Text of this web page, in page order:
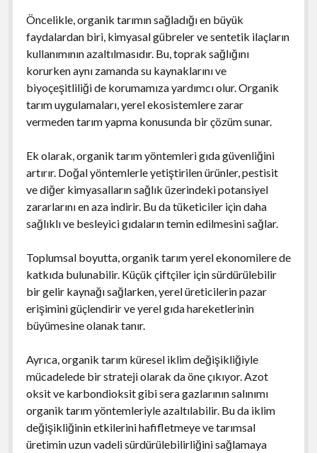
Öncelikle, organik tarımın sağladığı en büyük
faydalardan biri, kimyasal gübreler ve sentetik ilaçların
kullanımının azaltılmasıdır. Bu, toprak sağlığını
korurken aynı zamanda su kaynaklarını ve
biyoçeşitliliği de korumamıza yardımcı olur. Organik
tarım uygulamaları, yerel ekosistemlere zarar
vermeden tarım yapma konusunda bir çözüm sunar.
Ek olarak, organik tarım yöntemleri gıda güvenliğini
artırır. Doğal yöntemlerle yetiştirilen ürünler, pestisit
ve diğer kimyasalların sağlık üzerindeki potansiyel
zararlarını en aza indirir. Bu da tüketiciler için daha
sağlıklı ve besleyici gıdaların temin edilmesini sağlar.
Toplumsal boyutta, organik tarım yerel ekonomilere de
katkıda bulunabilir. Küçük çiftçiler için sürdürülebilir
bir gelir kaynağı sağlarken, yerel üreticilerin pazar
erişimini güçlendirir ve yerel gıda hareketlerinin
büyümesine olanak tanır.
Ayrıca, organik tarım küresel iklim değişikliğiyle
mücadelede bir strateji olarak da öne çıkıyor. Azot
oksit ve karbondioksit gibi sera gazlarının salınımı
organik tarım yöntemleriyle azaltılabilir. Bu da iklim
değişikliğinin etkilerini hafifletmeye ve tarımsal
üretimin uzun vadeli sürdürülebilirliğini sağlamaya